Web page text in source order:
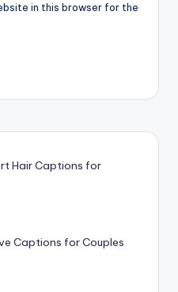
in this browser for the
Hair Captions for
Captions for Couples